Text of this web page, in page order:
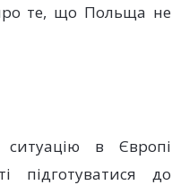
те, що Польща не
ситуацію в Європі
підготуватися до